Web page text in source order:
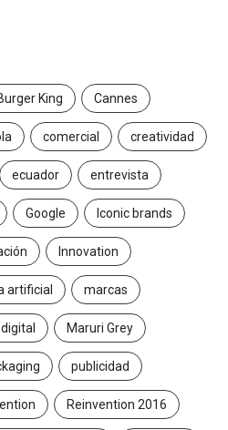
King Cannes
comercial creatividad
ecuador entrevista
Google Iconic brands
Innovation
artificial marcas
Maruri Grey
publicidad
Reinvention 2016